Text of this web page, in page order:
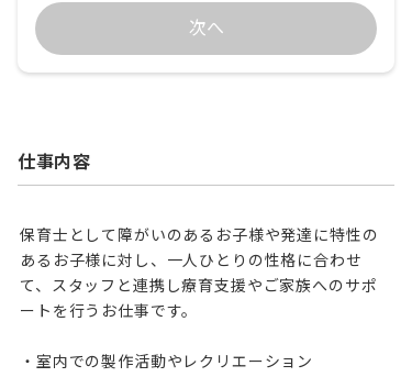
次へ
仕事内容
保育士として障がいのあるお子様や発達に特性の
あるお子様に対し、一人ひとりの性格に合わせ
て、スタッフと連携し療育支援やご家族へのサポ
ートを行うお仕事です。
・室内での製作活動やレクリエーション